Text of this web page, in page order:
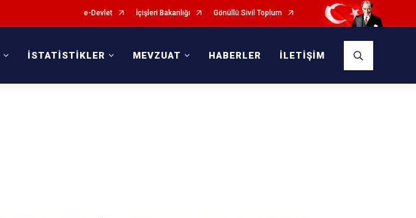
e-Devlet İçişleri Bakanlığı Gönüllü Sivil Toplum
İSTATİSTİKLER MEVZUAT HABERLER İLETİŞİM